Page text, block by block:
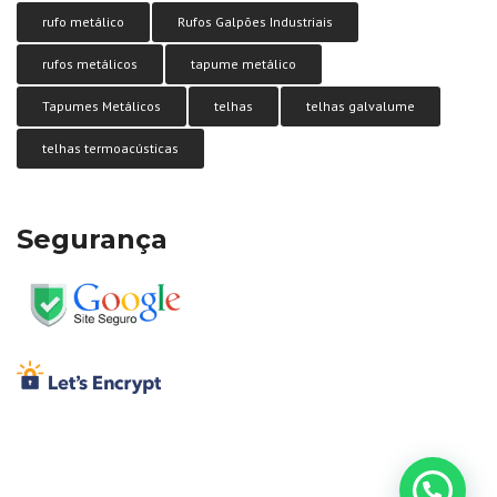
rufo metálico Rufos Galpões Industriais
rufos metálicos tapume metálico
Tapumes Metálicos telhas telhas galvalume
telhas termoacústicas
Segurança